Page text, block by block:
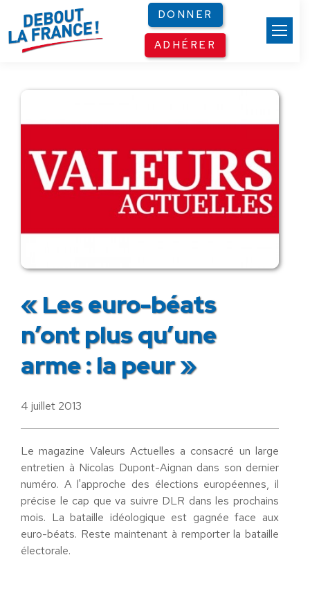
DONNER
ADHÉRER
« Les euro-béats
n’ont plus qu’une
arme : la peur »
4 juillet 2013
Le magazine Valeurs Actuelles a consacré un large
entretien à Nicolas Dupont-Aignan dans son dernier
numéro. A l'approche des élections européennes, il
précise le cap que va suivre DLR dans les prochains
mois. La bataille idéologique est gagnée face aux
euro-béats. Reste maintenant à remporter la bataille
électorale.
Panneau de gestion des cookies